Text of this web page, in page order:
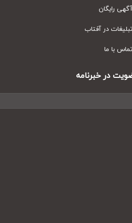
رایگان
در آفتاب
با ما
در خبرنامه